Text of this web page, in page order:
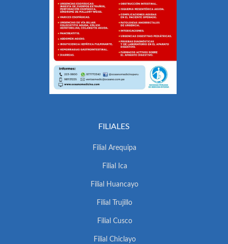
FILIALES
Filial Arequipa
Filial Ica
Filial Huancayo
Filial Trujillo
Filial Cusco
Filial Chiclayo